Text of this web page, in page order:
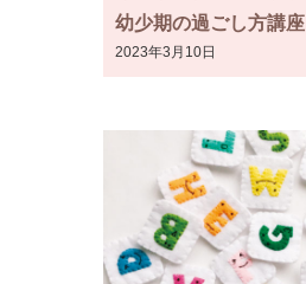
幼少期の過ごし方講座
2023年3月10日